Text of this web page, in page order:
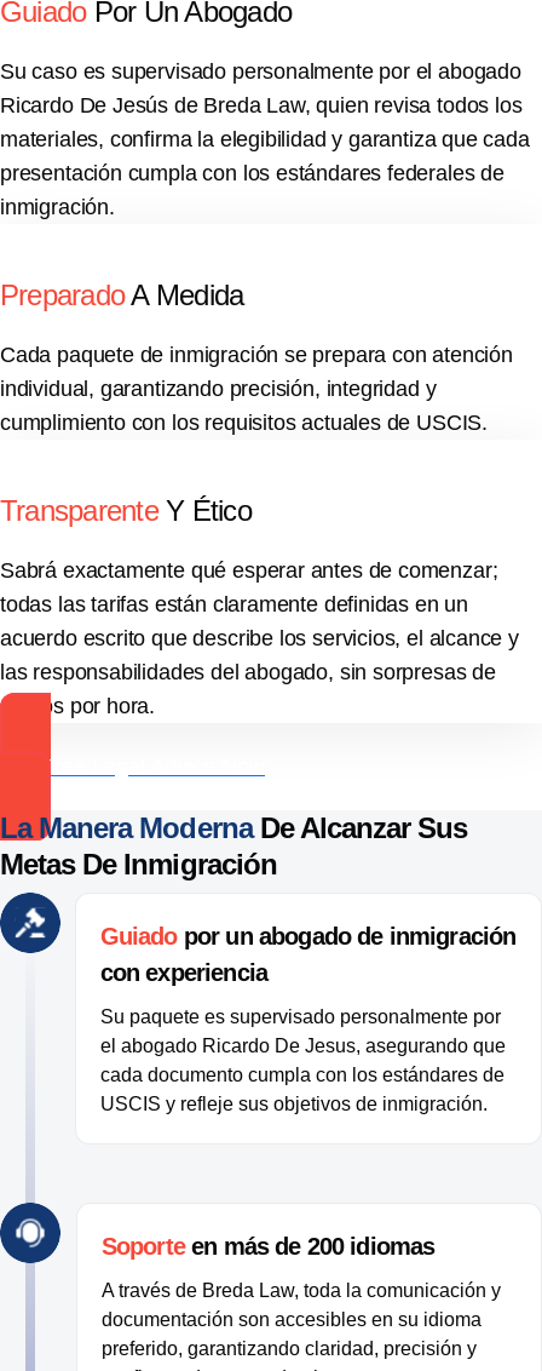
GuiadoPor Un Abogado
Su caso es supervisado personalmente por el abogado
Ricardo De Jesús de Breda Law, quien revisa todos los
materiales, confirma la elegibilidad y garantiza que cada
presentación cumpla con los estándares federales de
inmigración.
PreparadoA Medida
Cada paquete de inmigración se prepara con atención
individual, garantizando precisión, integridad y
cumplimiento con los requisitos actuales de USCIS.
TransparenteY Ético
Sabrá exactamente qué esperar antes de comenzar;
todas las tarifas están claramente definidas en un
acuerdo escrito que describe los servicios, el alcance y
las responsabilidades del abogado, sin sorpresas de
cobros por hora.
Get Free Legal Advice Now
La Manera ModernaDe Alcanzar Sus
Metas De Inmigración
Guiado por un abogado de inmigración
con experiencia
Su paquete es supervisado personalmente por
el abogado Ricardo De Jesus, asegurando que
cada documento cumpla con los estándares de
USCIS y refleje sus objetivos de inmigración.
Soporteen más de 200 idiomas
A través de Breda Law, toda la comunicación y
documentación son accesibles en su idioma
preferido, garantizando claridad, precisión y